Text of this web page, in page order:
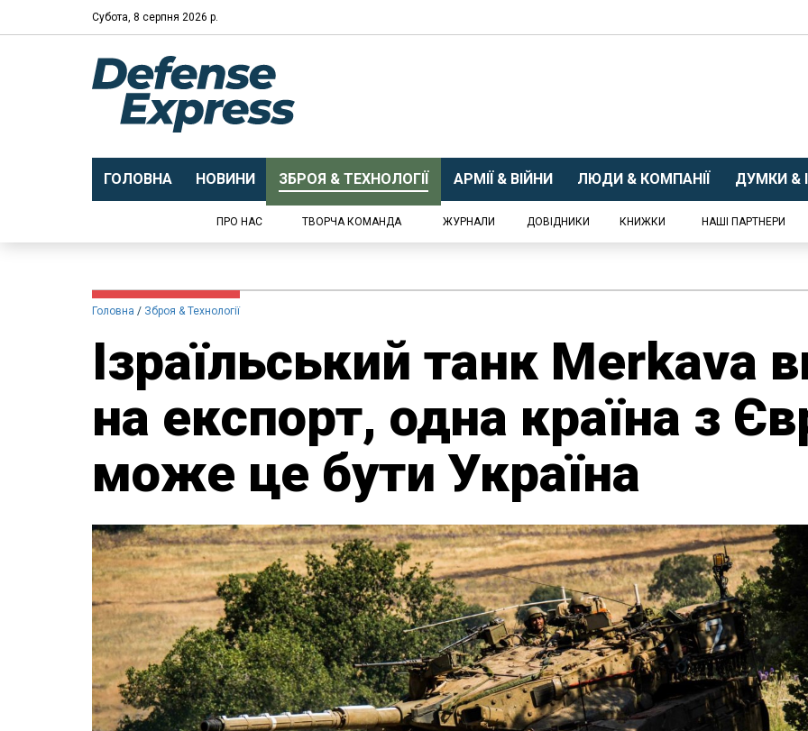
Субота, 8 серпня 2026 р.
ГОЛОВНА НОВИНИ ЗБРОЯ & ТЕХНОЛОГІЇ АРМІЇ & ВІЙНИ ЛЮДИ & КОМПАНІЇ ДУМКИ &
ПРО НАС ТВОРЧА КОМАНДА ЖУРНАЛИ ДОВІДНИКИ КНИЖКИ НАШІ ПАРТНЕРИ
Головна Зброя & Технології
Ізраїльський танк Merkava
на експорт, одна країна з
може це бути Україна